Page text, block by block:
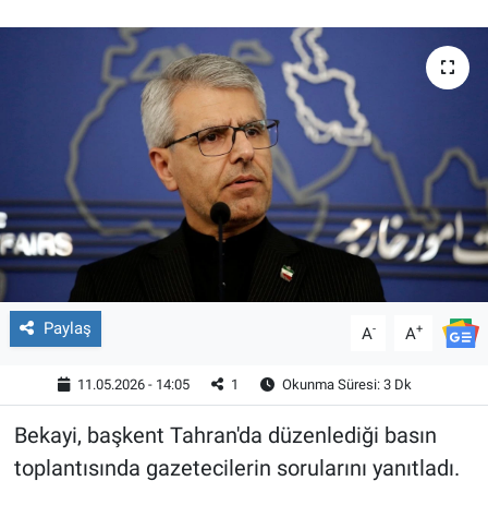
Paylaş A- A+
11.05.2026 - 14:05 1 Okunma Süresi: 3 Dk
Bekayi, başkent Tahran'da düzenlediği basın
toplantısında gazetecilerin sorularını yanıtladı.